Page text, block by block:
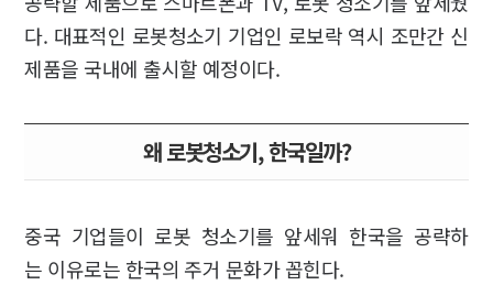
다. 대표적인 로봇청소기 기업인 로보락 역시 조만간 신
제품을 국내에 출시할 예정이다.
왜 로봇청소기, 한국일까?
중국 기업들이 로봇 청소기를 앞세워 한국을 공략하
는 이유로는 한국의 주거 문화가 꼽힌다.